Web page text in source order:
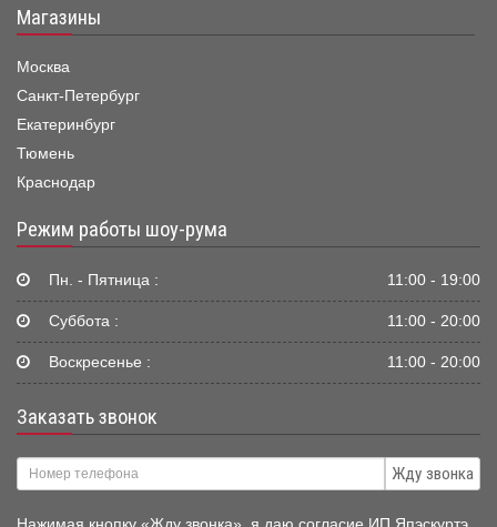
Магазины
Москва
Санкт-Петербург
Екатеринбург
Тюмень
Краснодар
Режим работы шоу-рума
Пн. - Пятница : 11:00 - 19:00
Суббота : 11:00 - 20:00
Воскресенье : 11:00 - 20:00
Заказать звонок
Жду звонка